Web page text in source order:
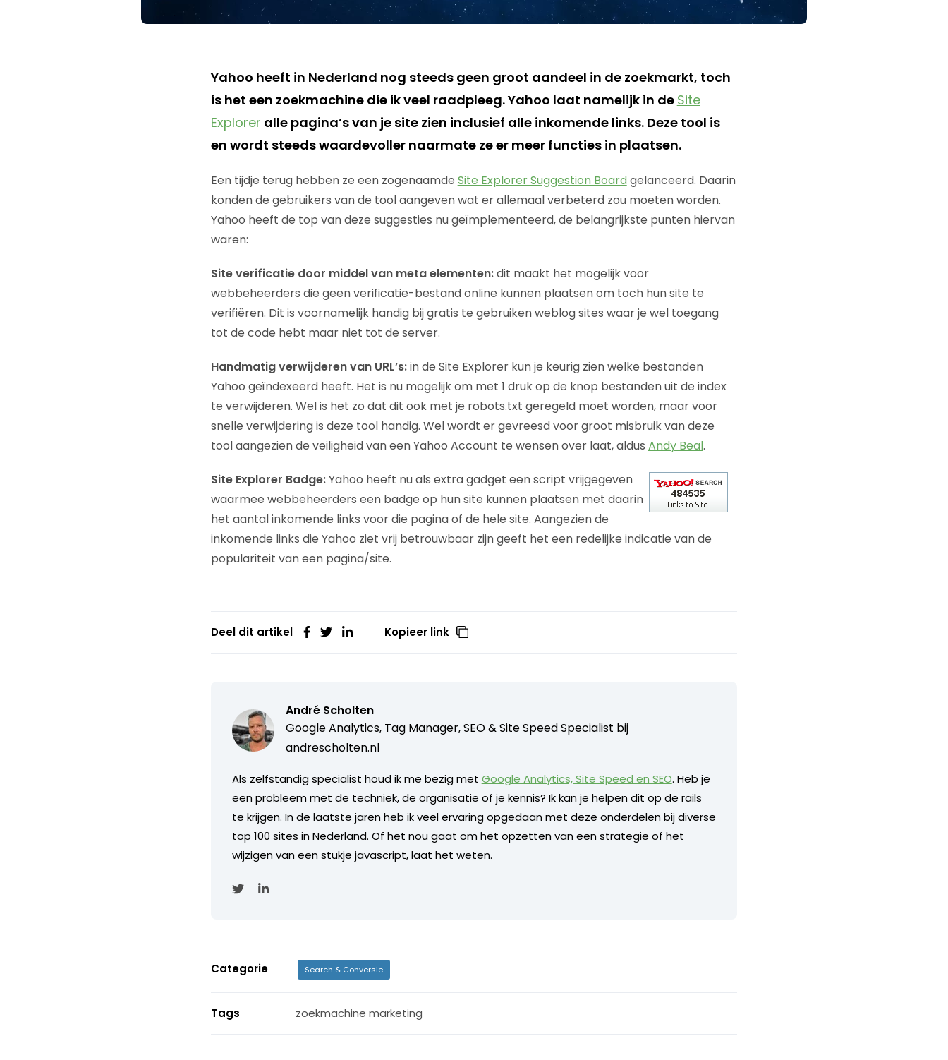
Yahoo heeft in Nederland nog steeds geen groot aandeel in de zoekmarkt, toch
is het een zoekmachine die ik veel raadpleeg. Yahoo laat namelijk in de Site
Explorer alle pagina’s van je site zien inclusief alle inkomende links. Deze tool is
en wordt steeds waardevoller naarmate ze er meer functies in plaatsen.
Een tijdje terug hebben ze een zogenaamde Site Explorer Suggestion Board gelanceerd. Daarin
konden de gebruikers van de tool aangeven wat er allemaal verbeterd zou moeten worden.
Yahoo heeft de top van deze suggesties nu geïmplementeerd, de belangrijkste punten hiervan
waren:
Site verificatie door middel van meta elementen:dit maakt het mogelijk voor
webbeheerders die geen verificatie-bestand online kunnen plaatsen om toch hun site te
verifiëren. Dit is voornamelijk handig bij gratis te gebruiken weblog sites waar je wel toegang
tot de code hebt maar niet tot de server.
Handmatig verwijderen van URL’s:in de Site Explorer kun je keurig zien welke bestanden
Yahoo geïndexeerd heeft. Het is nu mogelijk om met 1 druk op de knop bestanden uit de index
te verwijderen. Wel is het zo dat dit ook met je robots.txt geregeld moet worden, maar voor
snelle verwijdering is deze tool handig. Wel wordt er gevreesd voor groot misbruik van deze
tool aangezien de veiligheid van een Yahoo Account te wensen over laat, aldus Andy Beal.
Site Explorer Badge:Yahoo heeft nu als extra gadget een script vrijgegeven
waarmee webbeheerders een badge op hun site kunnen plaatsen met daarin
het aantal inkomende links voor die pagina of de hele site. Aangezien de
inkomende links die Yahoo ziet vrij betrouwbaar zijn geeft het een redelijke indicatie van de
populariteit van een pagina/site.
Deel dit artikel Kopieer link
André Scholten
Google Analytics, Tag Manager, SEO & Site Speed Specialist bij
andrescholten.nl
Als zelfstandig specialist houd ik me bezig met Google Analytics, Site Speed en SEO. Heb je
een probleem met de techniek, de organisatie of je kennis? Ik kan je helpen dit op de rails
te krijgen. In de laatste jaren heb ik veel ervaring opgedaan met deze onderdelen bij diverse
top 100 sites in Nederland. Of het nou gaat om het opzetten van een strategie of het
wijzigen van een stukje javascript, laat het weten.
Categorie Search & Conversie
Tags zoekmachine marketing